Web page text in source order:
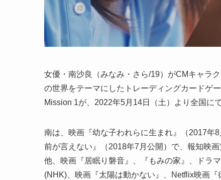
女優・南沙良（みなみ・さら/19）がCMキャラ
の世界をテーマにしたトレーディングカードゲ
Mission 1が、2022年5月14日（土）より全国に
南は、映画『幼な子われらに生まれ』（2017年
前が言えない』（2018年7月公開）で、報知映
他、映画『居眠り磐音』、『もみの家』、ドラ
(NHK)、映画『太陽は動かない』、Netflix映画